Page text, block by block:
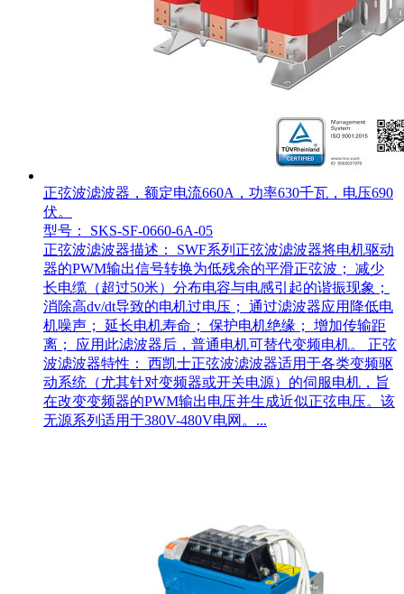
正弦波滤波器，额定电流660A，功率630千瓦，电压690
伏。
型号： SKS-SF-0660-6A-05
正弦波滤波器描述： SWF系列正弦波滤波器将电机驱动
器的PWM输出信号转换为低残余的平滑正弦波； 减少
长电缆（超过50米）分布电容与电感引起的谐振现象；
消除高dv/dt导致的电机过电压； 通过滤波器应用降低电
机噪声； 延长电机寿命； 保护电机绝缘； 增加传输距
离； 应用此滤波器后，普通电机可替代变频电机。 正弦
波滤波器特性： 西凯士正弦波滤波器适用于各类变频驱
动系统（尤其针对变频器或开关电源）的伺服电机，旨
在改变变频器的PWM输出电压并生成近似正弦电压。该
无源系列适用于380V-480V电网。...